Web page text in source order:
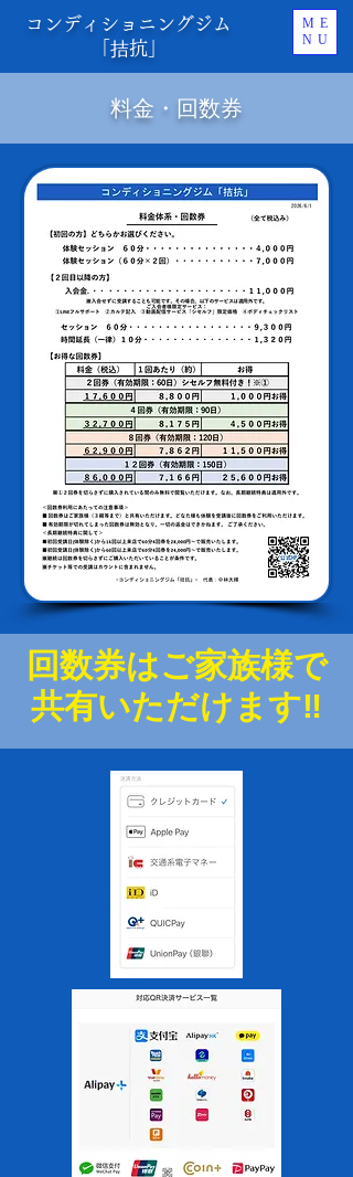
ME
NU
コンディショニングジム
「拮抗」
料金・回数券
回数券はご家族様で
​共有いただけます‼